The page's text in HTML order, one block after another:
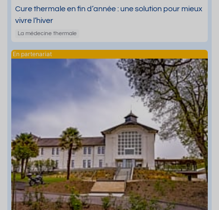
Cure thermale en fin d’année : une solution pour mieux
vivre l’hiver
La médecine thermale